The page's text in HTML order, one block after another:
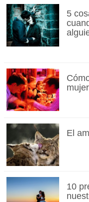
5
El
10